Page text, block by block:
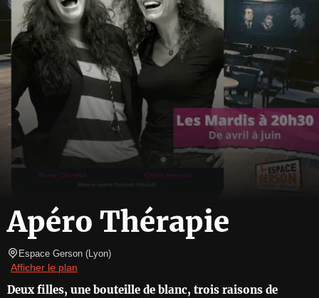
Apéro Thérapie
Espace Gerson (Lyon)
Afficher le plan
Deux filles, une bouteille de blanc, trois raisons de